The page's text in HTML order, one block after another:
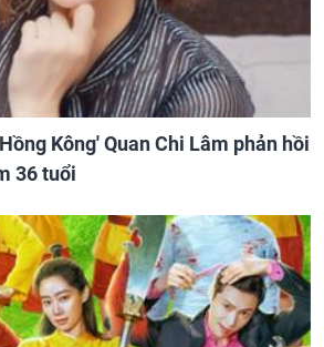
Kông' Quan Chi Lâm phản hồi
36 tuổi